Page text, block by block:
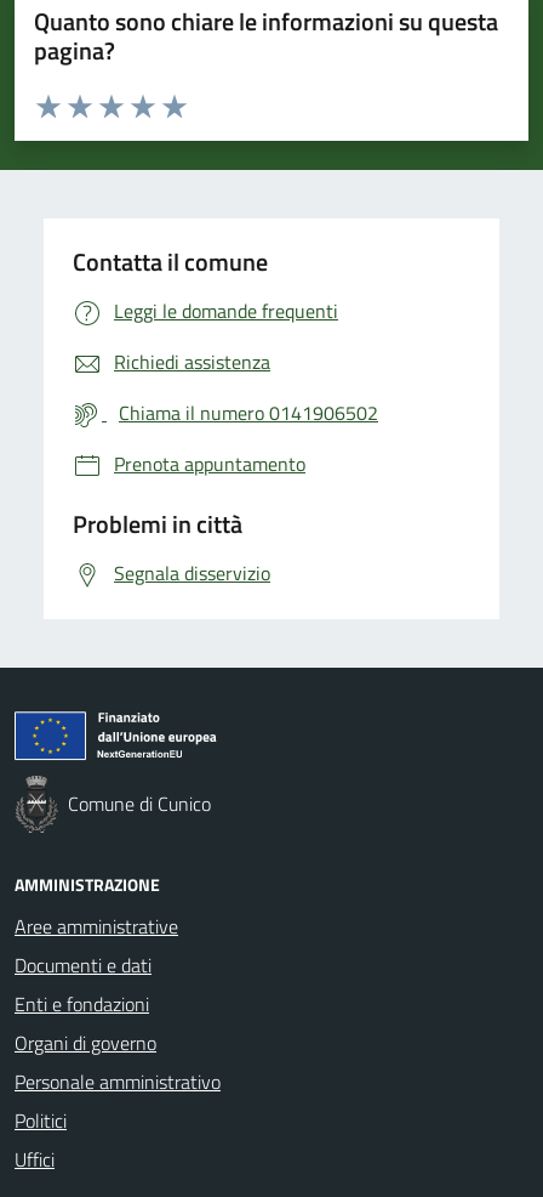
Quanto sono chiare le informazioni su questa
pagina?
Valuta da 1 a 5 stelle la pagina
Valuta 5 stelle su 5
Valuta 4 stelle su 5
Valuta 3 stelle su 5
Valuta 2 stelle su 5
Valuta 1 stelle su 5
Contatta il comune
Leggi le domande frequenti
Richiedi assistenza
Chiama il numero 0141906502
Prenota appuntamento
Problemi in città
Segnala disservizio
Comune di Cunico
AMMINISTRAZIONE
Aree amministrative
Documenti e dati
Enti e fondazioni
Organi di governo
Personale amministrativo
Politici
Uffici